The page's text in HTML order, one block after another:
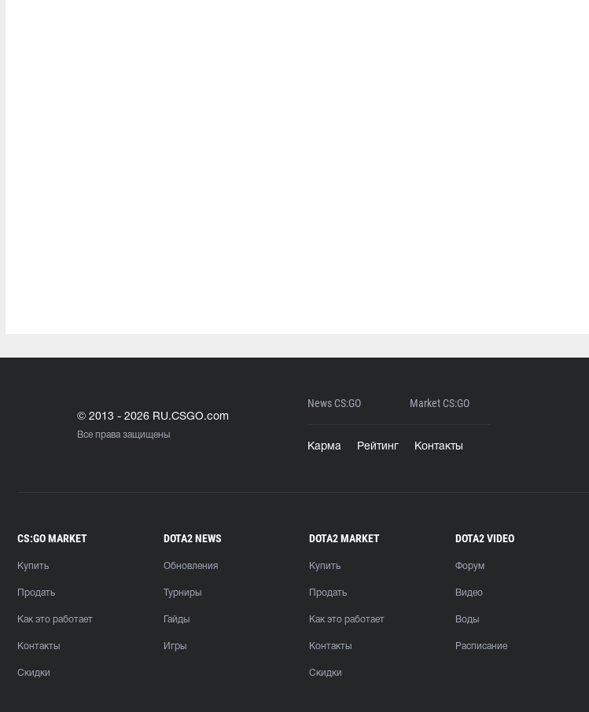
© 2013 - 2026 RU.CSGO.com
Все права защищены
News CS:GO Market CS:GO
Карма Рейтинг Контакты
CS:GO MARKET
Купить
Продать
Как это работает
Контакты
Скидки
DOTA2 NEWS
Обновления
Турниры
Гайды
Игры
DOTA2 MARKET
Купить
Продать
Как это работает
Контакты
Скидки
DOTA2 VIDEO
Форум
Видео
Воды
Расписание